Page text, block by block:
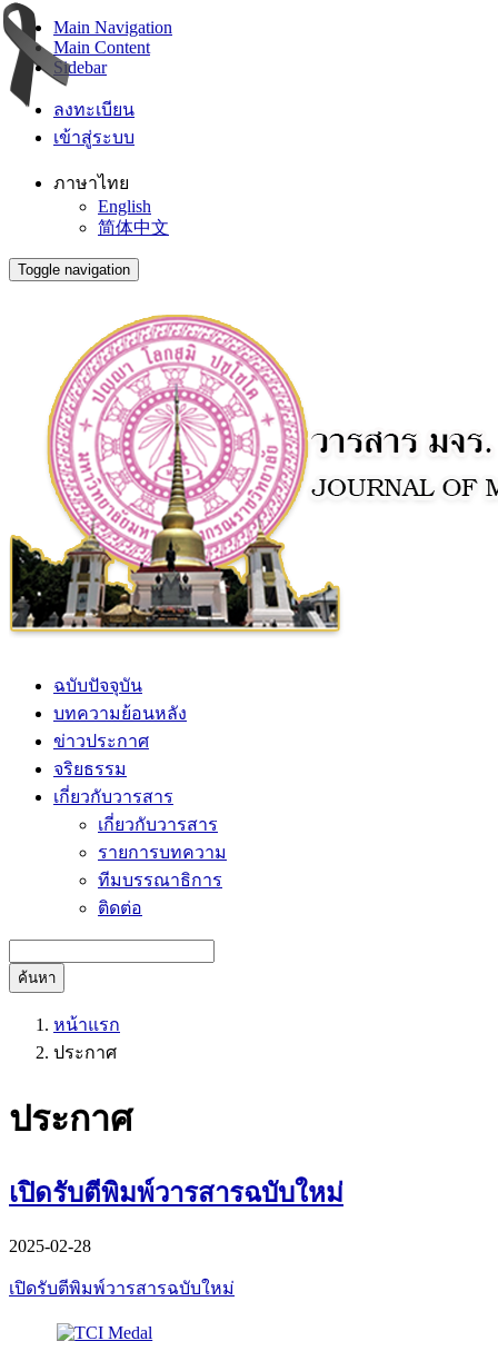
Main Navigation
Main Content
Sidebar
ลงทะเบียน
เข้าสู่ระบบ
ภาษาไทย
English
简体中文
Toggle navigation
ฉบับปัจจุบัน
บทความย้อนหลัง
ข่าวประกาศ
จริยธรรม
เกี่ยวกับวารสาร
เกี่ยวกับวารสาร
รายการบทความ
ทีมบรรณาธิการ
ติดต่อ
ค้นหา
หน้าแรก
ประกาศ
ประกาศ
เปิดรับตีพิมพ์วารสารฉบับใหม่
2025-02-28
เปิดรับตีพิมพ์วารสารฉบับใหม่